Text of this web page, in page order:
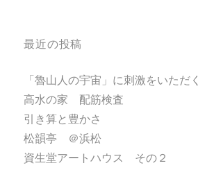
最近の投稿
「魯山人の宇宙」に刺激をいただく
高水の家 配筋検査
引き算と豊かさ
松韻亭 ＠浜松
資生堂アートハウス その２